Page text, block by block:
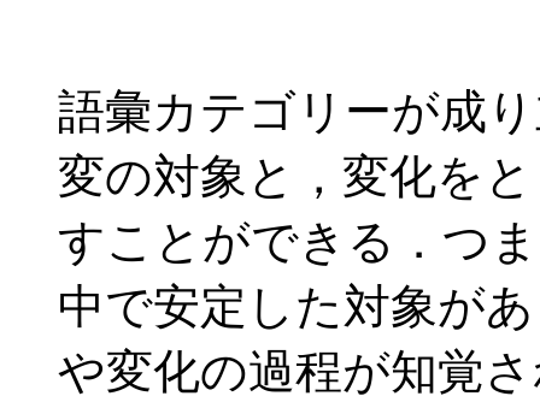
語彙カテゴリーが成
変の対象と，変化を
すことができる．つ
中で安定した対象が
や変化の過程が知覚